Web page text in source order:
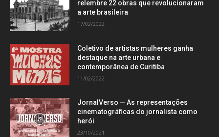
relembre 22 obras que revolucionaram
a arte brasileira
17/02/2022
Coletivo de artistas mulheres ganha
destaque na arte urbana e
contemporânea de Curitiba
11/02/2022
JornalVerso — As representações
cinematográficas do jornalista como
herói
23/10/2021